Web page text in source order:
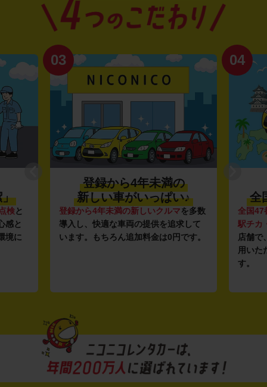
」
検と
感と
境に
03
登録から4年未満の
新しい車がいっぱい♪
登録から4年未満の新しいクルマを多数
導入し、快適な車両の提供を追求して
います。もちろん追加料金は0円です。
04
全
全国47
駅チカ
店舗で
用いた
す。